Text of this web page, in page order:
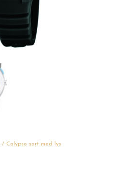
/ Calypso sort med lys